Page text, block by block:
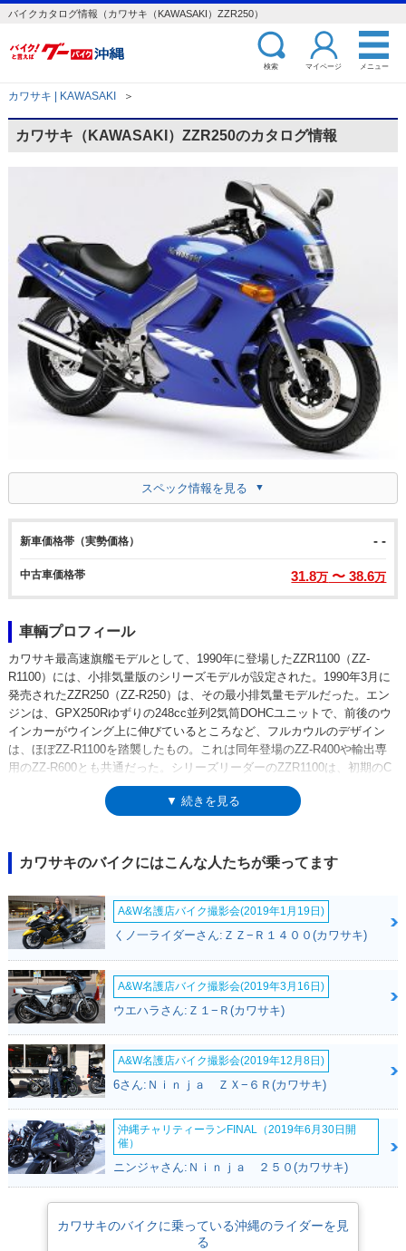
バイクカタログ情報（カワサキ（KAWASAKI）ZZR250）
検索 マイページ メニュー
カワサキ | KAWASAKI ＞
カワサキ（KAWASAKI）ZZR250のカタログ情報
スペック情報を見る
新車価格帯（実勢価格） - -
中古車価格帯 31.8万 〜 38.6万
車輌プロフィール
カワサキ最高速旗艦モデルとして、1990年に登場したZZR1100（ZZ-
R1100）には、小排気量版のシリーズモデルが設定された。1990年3月に
発売されたZZR250（ZZ-R250）は、その最小排気量モデルだった。エン
ジンは、GPX250Rゆずりの248cc並列2気筒DOHCユニットで、前後のウ
インカーがウイング上に伸びているところなど、フルカウルのデザイン
は、ほぼZZ-R1100を踏襲したもの。これは同年登場のZZ-R400や輸出専
用のZZ-R600とも共通だった。シリーズリーダーのZZR1100は、初期のC
型からD型（1993～）へ進化、その後ZZR1200（2002～）、
ZZR1400（06～）とモデルチェンジを重ねていったが、ZZR250（ZZ-
え、2000年と2001年は、生産が休止されていた。これは排出ガス規制に
対応するためのもので、2002年モデルとして復活した際は、カワサキの
排気ガス浄化システムである「KLEEN」を搭載していた。ZZR250のモデ
ル末期、2000年代は、国内250ccクラスにおける唯一のフルカウルモデル
として、その火をともし続け、2008年に登場するニンジャ250Rにバトン
タッチした。なお、本文中でもZZR250とZZ-R250の車名表記を併用して
ンなし）となっている。カワサキからは、2004年モデルのリリース時
に、ZZ-RとZZRの混在を、後者に統一するという案内があった（世界的
な商標登録の統一）。バイクブロスでは、車名表記についてZZR250に統
一した。
▼ 続きを見る
カワサキのバイクにはこんな人たちが乗ってます
A&W名護店バイク撮影会(2019年1月19日)
くノ一ライダーさん:ＺＺ−Ｒ１４００(カワサキ)
A&W名護店バイク撮影会(2019年3月16日)
ウエハラさん:Ｚ１−Ｒ(カワサキ)
A&W名護店バイク撮影会(2019年12月8日)
6さん:Ｎｉｎｊａ ＺＸ−６Ｒ(カワサキ)
沖縄チャリティーランFINAL（2019年6月30日開
催）
ニンジャさん:Ｎｉｎｊａ ２５０(カワサキ)
カワサキのバイクに乗っている沖縄のライダーを見
る